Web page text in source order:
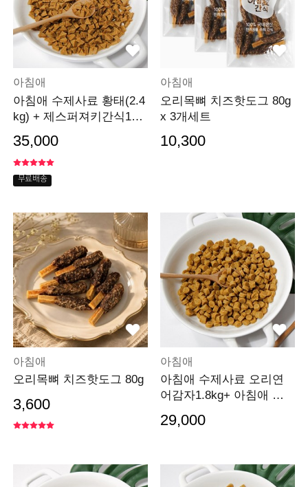
아침애
아침애 수제사료 황태(2.4
kg) + 제스퍼져키간식150
35,000
무료배송
아침애
오리목뼈 치즈핫도그 80g
x 3개세트
10,300
아침애
오리목뼈 치즈핫도그 80g
3,600
아침애
아침애 수제사료 오리연
어감자1.8kg+ 아침애 버
29,000